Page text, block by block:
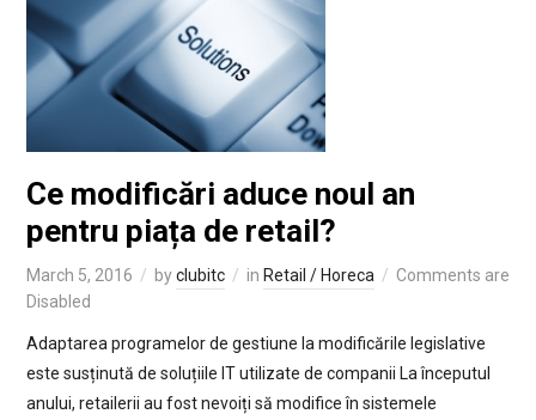
Ce modificări aduce noul an
pentru piața de retail?
March 5, 2016 byclubitc in Retail / Horeca
Comments are
Disabled
Adaptarea programelor de gestiune la modificările legislative
este susținută de soluțiile IT utilizate de companii La începutul
anului, retailerii au fost nevoiți să modifice în sistemele